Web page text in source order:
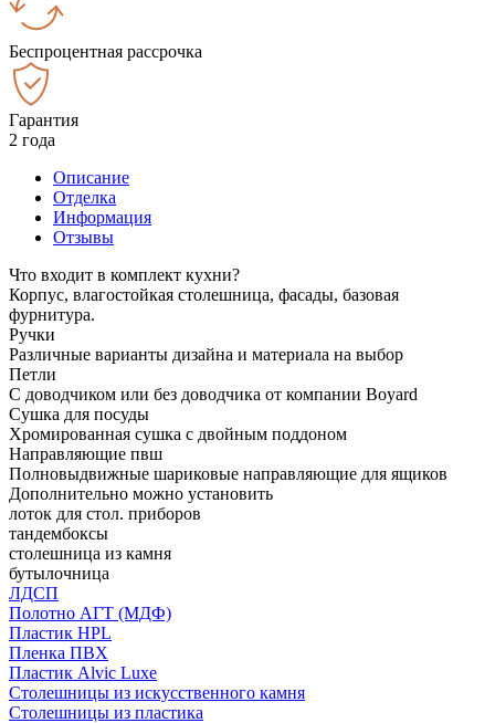
Беспроцентная рассрочка
Гарантия
2 года
Описание
Отделка
Информация
Отзывы
Что входит в комплект кухни?
Корпус, влагостойкая столешница, фасады, базовая
фурнитура.
Ручки
Различные варианты дизайна и материала на выбор
Петли
С доводчиком или без доводчика от компании Boyard
Сушка для посуды
Хромированная сушка с двойным поддоном
Направляющие пвш
Полновыдвижные шариковые направляющие для ящиков
Дополнительно можно установить
лоток для стол. приборов
тандембоксы
столешница из камня
бутылочница
ЛДСП
Полотно АГТ (МДФ)
Пластик HPL
Пленка ПВХ
Пластик Alvic Luxe
Столешницы из искусственного камня
Столешницы из пластика